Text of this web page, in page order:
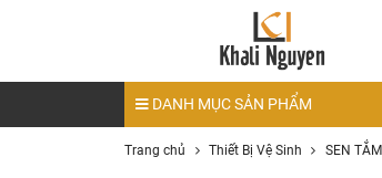
DANH MỤC SẢN PHẨM
Trang chủ Thiết Bị Vệ Sinh SEN TẮM